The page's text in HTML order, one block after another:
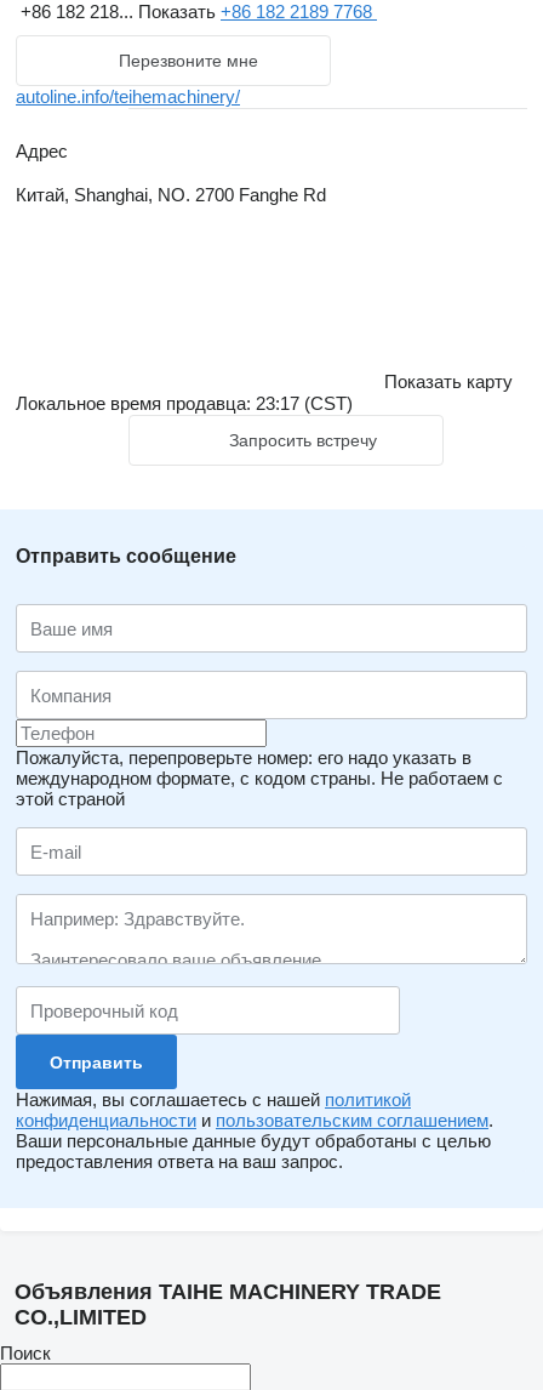
+86 182 218... Показать +86 182 2189 7768
Перезвоните мне
autoline.info/teihemachinery/
Адрес
Китай, Shanghai, NO. 2700 Fanghe Rd
Показать карту
Локальное время продавца: 23:17 (CST)
Запросить встречу
Отправить сообщение
Пожалуйста, перепроверьте номер: его надо указать в
международном формате, с кодом страны. Не работаем с
этой страной
Нажимая, вы соглашаетесь с нашей политикой
конфиденциальности и пользовательским соглашением.
Ваши персональные данные будут обработаны с целью
предоставления ответа на ваш запрос.
Объявления TAIHE MACHINERY TRADE
CO.,LIMITED
Поиск